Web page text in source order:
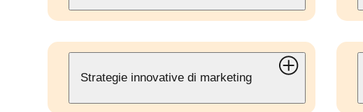
Strategie innovative di marketing